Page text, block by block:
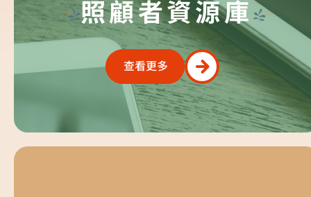
照顧者資源庫
查看更多
查看更多